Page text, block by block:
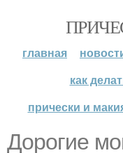
главная
как
прически и
Дорогие